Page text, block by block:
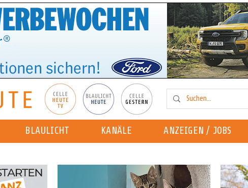
BLAULICHT KANÄLE ANZEIGEN / JOBS